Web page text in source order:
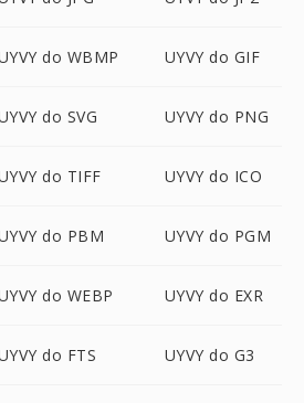
do WBMP UYVY do GIF
do SVG UYVY do PNG
do TIFF UYVY do ICO
do PBM UYVY do PGM
do WEBP UYVY do EXR
do FTS UYVY do G3